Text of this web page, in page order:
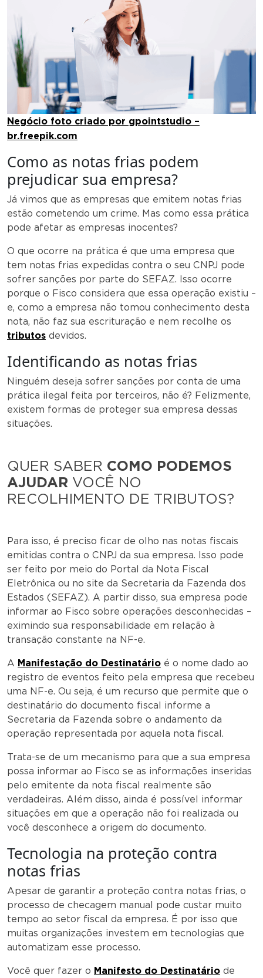
Negócio foto criado por gpointstudio –
br.freepik.com
Como as notas frias podem
prejudicar sua empresa?
Já vimos que as empresas que emitem notas frias
estão cometendo um crime. Mas como essa prática
pode afetar as empresas inocentes?
O que ocorre na prática é que uma empresa que
tem notas frias expedidas contra o seu CNPJ pode
sofrer sanções por parte do SEFAZ. Isso ocorre
porque o Fisco considera que essa operação existiu –
e, como a empresa não tomou conhecimento desta
nota, não faz sua escrituração e nem recolhe os
tributos devidos.
Identificando as notas frias
Ninguém deseja sofrer sanções por conta de uma
prática ilegal feita por terceiros, não é? Felizmente,
existem formas de proteger sua empresa dessas
situações.
QUER SABER COMO PODEMOS
AJUDAR VOCÊ NO
RECOLHIMENTO DE TRIBUTOS?
Para isso, é preciso ficar de olho nas notas fiscais
emitidas contra o CNPJ da sua empresa. Isso pode
ser feito por meio do Portal da Nota Fiscal
Eletrônica ou no site da Secretaria da Fazenda dos
Estados (SEFAZ). A partir disso, sua empresa pode
informar ao Fisco sobre operações desconhecidas –
eximindo sua responsabilidade em relação à
transação constante na NF-e.
A Manifestação do Destinatário é o nome dado ao
registro de eventos feito pela empresa que recebeu
uma NF-e. Ou seja, é um recurso que permite que o
destinatário do documento fiscal informe a
Secretaria da Fazenda sobre o andamento da
operação representada por aquela nota fiscal.
Trata-se de um mecanismo para que a sua empresa
possa informar ao Fisco se as informações inseridas
pelo emitente da nota fiscal realmente são
verdadeiras. Além disso, ainda é possível informar
situações em que a operação não foi realizada ou
você desconhece a origem do documento.
Tecnologia na proteção contra
notas frias
Apesar de garantir a proteção contra notas frias, o
processo de checagem manual pode custar muito
tempo ao setor fiscal da empresa. É por isso que
muitas organizações investem em tecnologias que
automatizam esse processo.
Você quer fazer o Manifesto do Destinatário de